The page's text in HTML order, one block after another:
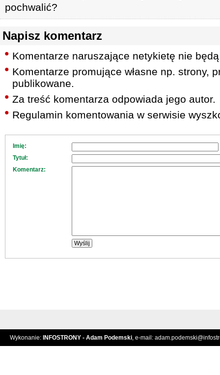
pochwalić?
Napisz komentarz
Komentarze naruszające netykietę nie
Komentarze promujące własne np. strony,
publikowane.
Za treść komentarza odpowiada jego autor.
Regulamin komentowania w serwisie
Imię:
Tytuł:
Komentarz:
Wykonanie: INFOSTRONY - Adam Podemski, e-mail: